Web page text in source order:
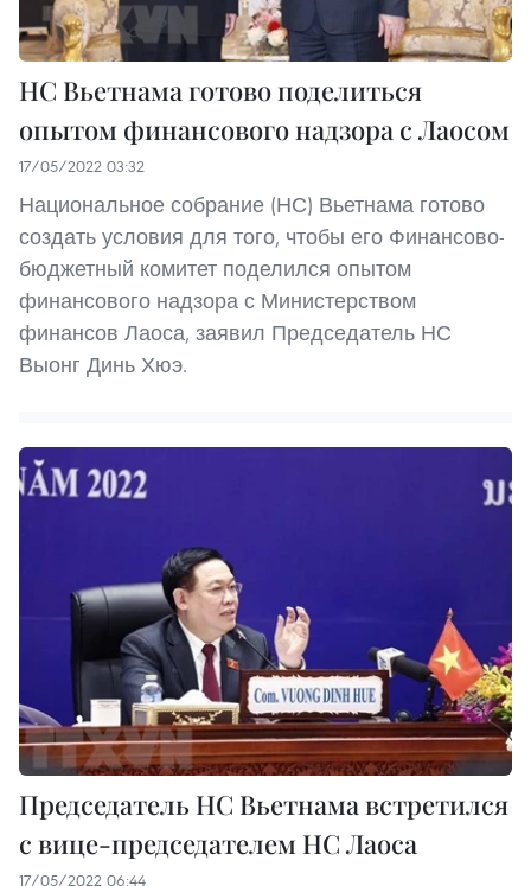
НС Вьетнама готово поделиться
опытом финансового надзора с Лаосом
17/05/2022 03:32
Национальное собрание (НС) Вьетнама готово
создать условия для того, чтобы его Финансово-
бюджетный комитет поделился опытом
финансового надзора с Министерством
финансов Лаоса, заявил Председатель НС
Выонг Динь Хюэ.
Председатель НС Вьетнама встретился
с вице-председателем НС Лаоса
17/05/2022 06:44